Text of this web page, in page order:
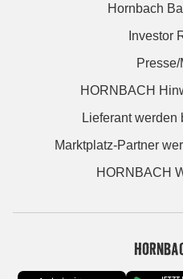
Hornbach
Investor
HORNBACH
Lieferant werden
Marktplatz-Partner
HORNBACH